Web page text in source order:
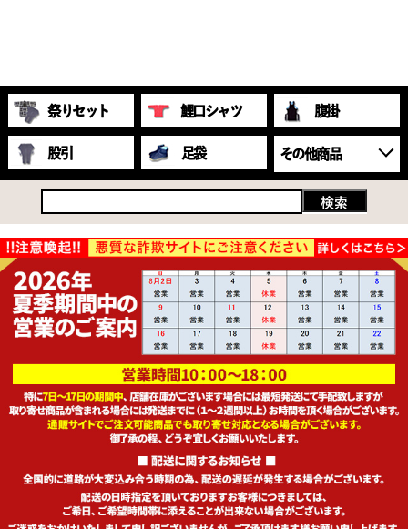
祭りセット 鯉口シャツ 腹掛
股引 足袋 その他商品